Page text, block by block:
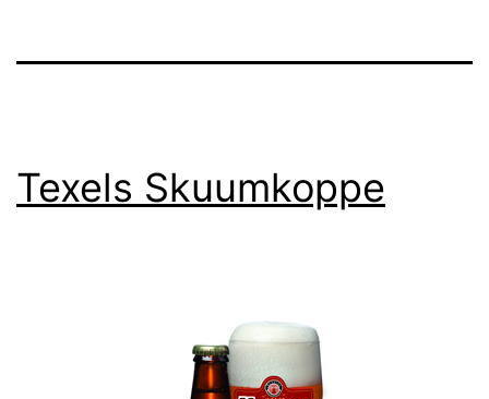
Texels Skuumkoppe